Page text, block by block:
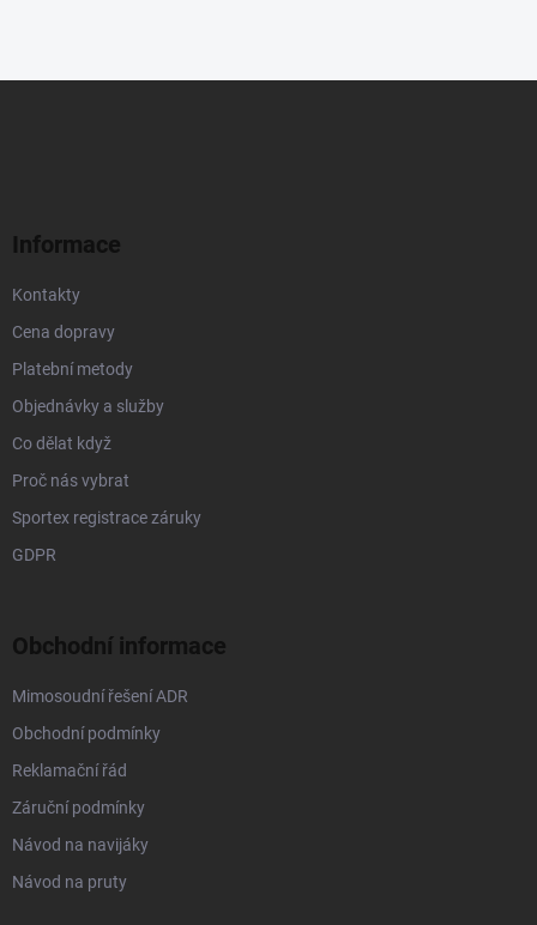
Informace
Kontakty
Cena dopravy
Platební metody
Objednávky a služby
Co dělat když
Proč nás vybrat
Sportex registrace záruky
GDPR
Obchodní informace
Mimosoudní řešení ADR
Obchodní podmínky
Reklamační řád
Záruční podmínky
Návod na navijáky
Návod na pruty